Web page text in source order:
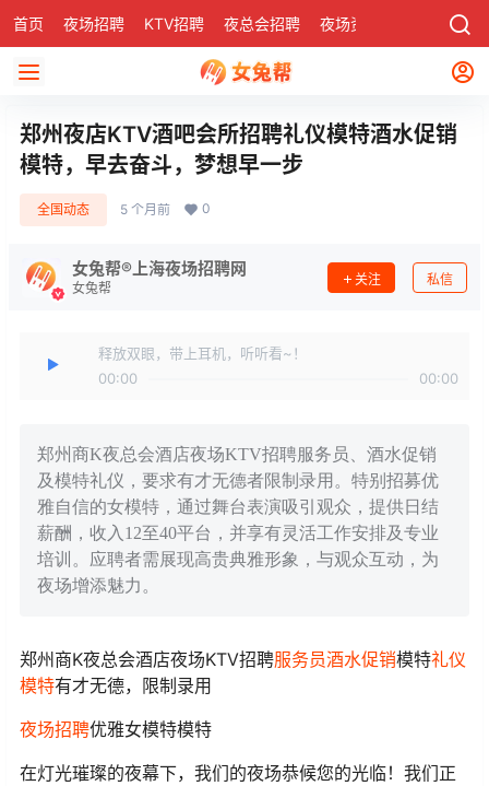
首页 夜场招聘 KTV招聘 夜总会招聘 夜场资讯 社区
郑州夜店KTV酒吧会所招聘礼仪模特酒水促销
模特，早去奋斗，梦想早一步
全国动态 5 个月前 0
女兔帮®上海夜场招聘网
女兔帮
关注 私信
释放双眼，带上耳机，听听看~！
00:00
00:00
郑州商K夜总会酒店夜场KTV招聘服务员、酒水促销
及模特礼仪，要求有才无德者限制录用。特别招募优
雅自信的女模特，通过舞台表演吸引观众，提供日结
薪酬，收入12至40平台，并享有灵活工作安排及专业
培训。应聘者需展现高贵典雅形象，与观众互动，为
夜场增添魅力。
郑州商K夜总会酒店夜场KTV招聘服务员酒水促销模特礼仪
模特有才无德，限制录用
夜场招聘优雅女模特模特
在灯光璀璨的夜幕下，我们的夜场恭候您的光临！我们正